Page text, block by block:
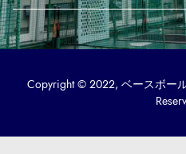
Copyright © 2022, ベースボー